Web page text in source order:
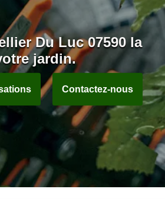
Du Luc 07590 la
jardin.
Contactez-nous